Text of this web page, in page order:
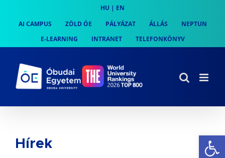
content
HU | EN
AI CAMPUS
ZÖLD ÓE PÁLYÁZAT ÁLLÁS
NEPTUN
E-LEARNING
INTRANET TELEFONKÖNYV
Hírek